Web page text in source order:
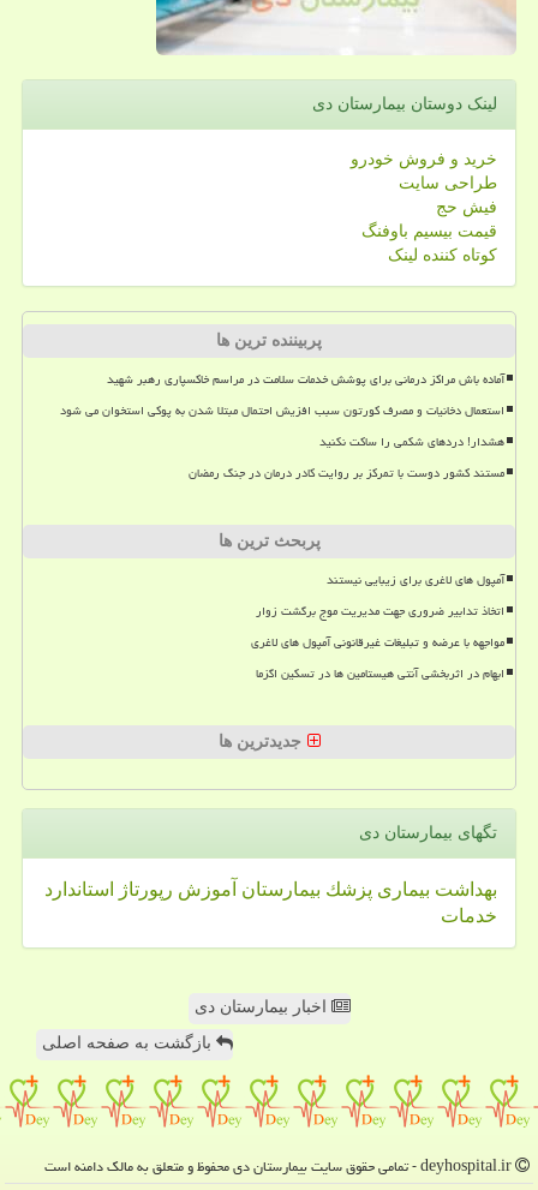
لینک دوستان بیمارستان دی
خرید و فروش خودرو
طراحی سایت
فیش حج
قیمت بیسیم باوفنگ
کوتاه کننده لینک
پربیننده ترین ها
آماده باش مراکز درمانی برای پوشش خدمات سلامت در مراسم خاکسپاری رهبر شهید
استعمال دخانیات و مصرف کورتون سبب افزیش احتمال مبتلا شدن به پوکی استخوان می شود
هشدار! دردهای شکمی را ساکت نکنید
مستند کشور دوست با تمرکز بر روایت کادر درمان در جنگ رمضان
پربحث ترین ها
آمپول های لاغری برای زیبایی نیستند
اتخاذ تدابیر ضروری جهت مدیریت موج برگشت زوار
مواجهه با عرضه و تبلیغات غیرقانونی آمپول های لاغری
ابهام در اثربخشی آنتی هیستامین ها در تسکین اگزما
جدیدترین ها
تگهای بیمارستان دی
بهداشت بیماری پزشك بیمارستان آموزش رپورتاژ
استاندارد
خدمات
اخبار بیمارستان دی
بازگشت به صفحه اصلی